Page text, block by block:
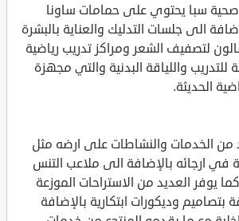
صحية سبا يحتوي على حمامات ساونا
الى جلسات التدليك والعناية بالبشرة
لتصفيف الشعر ومراكز تدريب رياضية
واللياقة البدنية والتي مجهزة
الحديثة.
من الخدمات والنشاطات على ارضه مثل
في ارجائه بالإضافة الى ملاعب التنس
يوفر العديد من الاستراحات الموزعة
وديكورات ابتكارية بالإضافة